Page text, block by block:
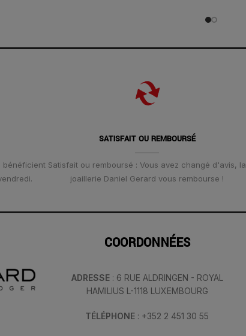
bénéficient
SATISFAIT OU REMBOURSÉ
Satisfait ou remboursé : Vous avez changé d'avis, la
joaillerie Daniel Gerard vous rembourse !
COORDONNÉES
ADRESSE: 6 RUE ALDRINGEN - ROYAL
HAMILIUS L-1118 LUXEMBOURG
TÉLÉPHONE : +352 2 451 30 55